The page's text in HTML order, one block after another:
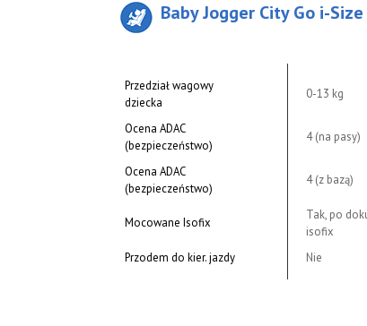
Baby Jogger City Go i-
Przedział wagowy
dziecka
0-13 kg
Ocena ADAC
(bezpieczeństwo)
4 (na pasy)
Ocena ADAC
(bezpieczeństwo)
4 (z bazą)
Mocowane Isofix
Tak, po
isofix
Przodem do kier. jazdy
Nie